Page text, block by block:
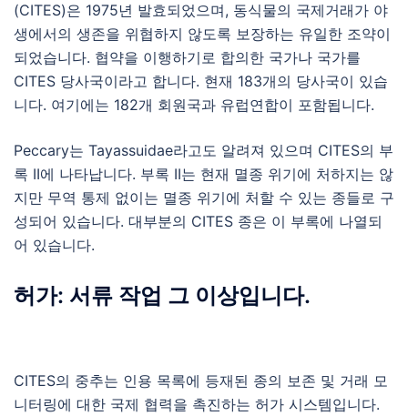
(CITES)은 1975년 발효되었으며, 동식물의 국제거래가 야
생에서의 생존을 위협하지 않도록 보장하는 유일한 조약이
되었습니다. 협약을 이행하기로 합의한 국가나 국가를
CITES 당사국이라고 합니다. 현재 183개의 당사국이 있습
니다. 여기에는 182개 회원국과 유럽연합이 포함됩니다.
Peccary는 Tayassuidae라고도 알려져 있으며 CITES의 부
록 II에 나타납니다. 부록 II는 현재 멸종 위기에 처하지는 않
지만 무역 통제 없이는 멸종 위기에 처할 수 있는 종들로 구
성되어 있습니다. 대부분의 CITES 종은 이 부록에 나열되
어 있습니다.
허가: 서류 작업 그 이상입니다.
CITES의 중추는 인용 목록에 등재된 종의 보존 및 거래 모
니터링에 대한 국제 협력을 촉진하는 허가 시스템입니다.